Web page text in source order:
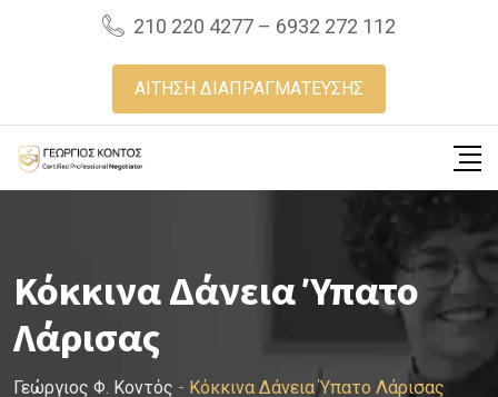
210 220 4277 – 6932 272 112
ΑΙΤΗΣΗ ΔΙΑΠΡΑΓΜΑΤΕΥΣΗΣ
Κόκκινα Δάνεια Ύπατο
Λάρισας
Γεώργιος Φ. Κοντός - Κόκκινα Δάνεια Ύπατο Λάρισας